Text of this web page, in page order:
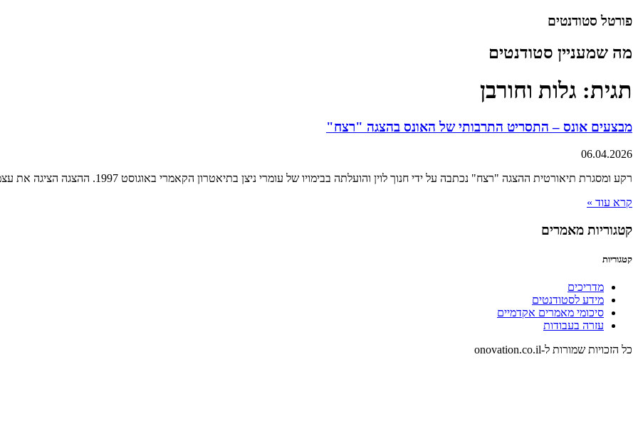
דלג
פורטל סטודנטים
מה שמעניין סטודנטים
תגית: גלות וחורבן
מבצעים אונס – התסריט התרבותי של האונס בהצגה "רצח"
06.04.2026
רקע ומסגרת תיאורטית ההצגה "רצח" נכתבה על ידי חנוך לוין והועלתה בבימויו של עומרי ניצן בתיאטרון הקאמרי באוגוסט 1997. ההצגה הציגה את עצמה כחתרנית בטיפולה
קרא עוד »
קטגוריות מאמרים
קטגוריות
מדריכים
מידע לסטודנטים
סיכומי מאמרים אקדמיים
עזרה בעבודות
כל הזכויות שמורות ל-onovation.co.il